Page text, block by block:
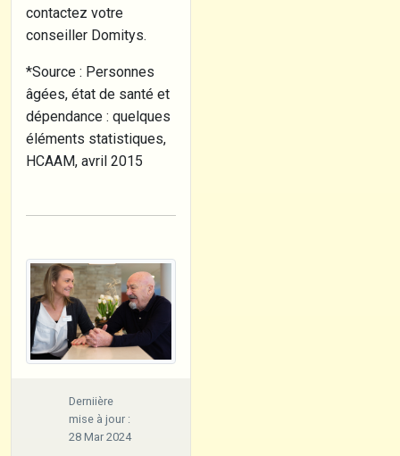
contactez votre
conseiller Domitys.
*Source : Personnes
âgées, état de santé et
dépendance : quelques
éléments statistiques,
HCAAM, avril 2015
Derniière
mise à jour :
28 Mar 2024